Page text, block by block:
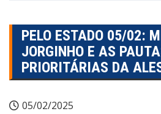
PELO ESTADO 05/02:
JORGINHO E AS
PRIORITÁRIAS DA
05/02/2025